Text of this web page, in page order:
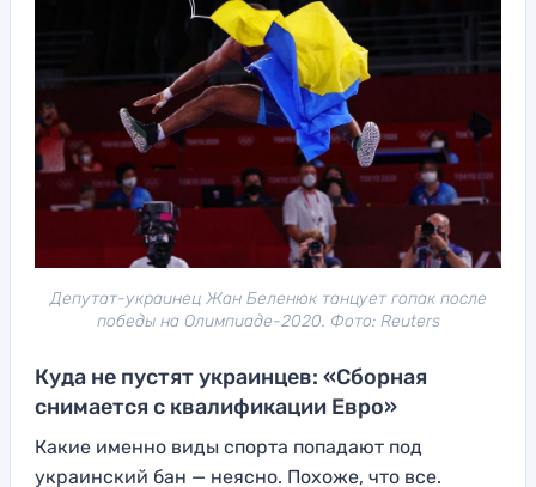
Депутат-украинец Жан Беленюк танцует гопак после
победы на Олимпиаде-2020. Фото: Reuters
Куда не пустят украинцев: «Сборная
снимается с квалификации Евро»
Какие именно виды спорта попадают под
украинский бан — неясно. Похоже, что все.